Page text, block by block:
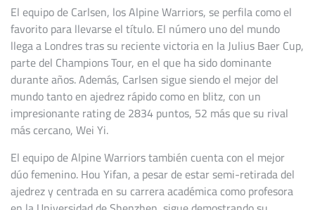
El equipo de Carlsen, los Alpine Warriors, se perfila como el
favorito para llevarse el título. El número uno del mundo
llega a Londres tras su reciente victoria en la Julius Baer Cup,
parte del Champions Tour, en el que ha sido dominante
durante años. Además, Carlsen sigue siendo el mejor del
mundo tanto en ajedrez rápido como en blitz, con un
impresionante rating de 2834 puntos, 52 más que su rival
más cercano, Wei Yi.
El equipo de Alpine Warriors también cuenta con el mejor
dúo femenino. Hou Yifan, a pesar de estar semi-retirada del
ajedrez y centrada en su carrera académica como profesora